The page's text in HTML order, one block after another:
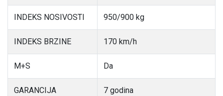
INDEKS NOSIVOSTI 950/900 kg
INDEKS BRZINE 170 km/h
M+S Da
GARANCIJA 7 godina